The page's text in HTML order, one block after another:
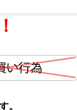
。